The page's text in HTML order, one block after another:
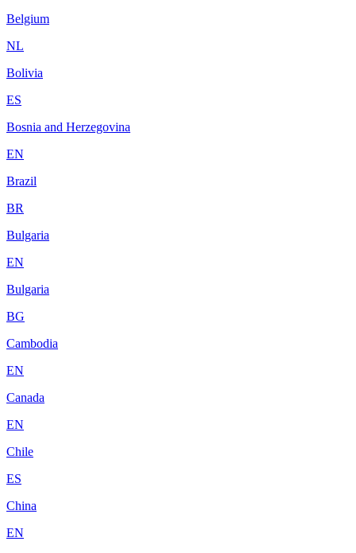
Belgium
NL
Bolivia
ES
Bosnia and Herzegovina
EN
Brazil
BR
Bulgaria
EN
Bulgaria
BG
Cambodia
EN
Canada
EN
Chile
ES
China
EN